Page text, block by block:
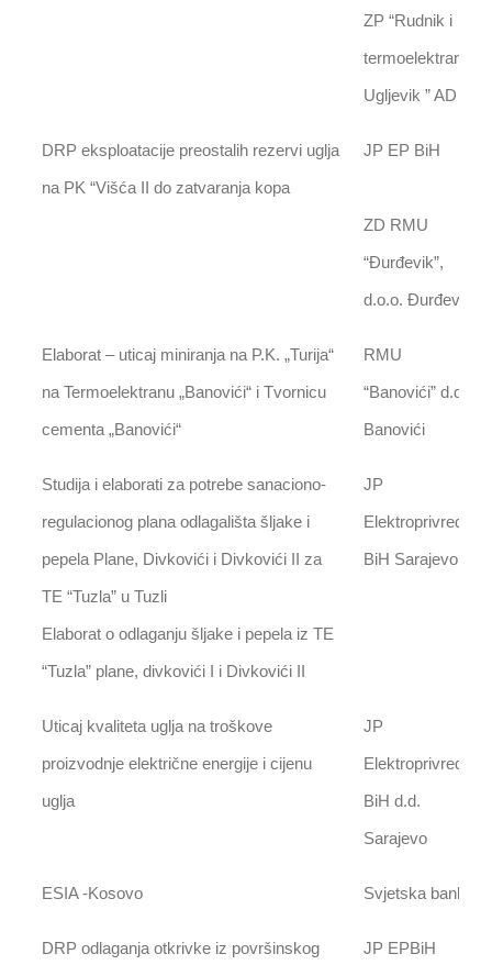
ZP “Rudnik i
termoelektrana
Ugljevik ” AD
DRP eksploatacije preostalih rezervi uglja
na PK “Višća II do zatvaranja kopa
JP EP BiH
ZD RMU
“Đurđevik”,
d.o.o. Đurđevik
Elaborat – uticaj miniranja na P.K. „Turija“
na Termoelektranu „Banovići“ i Tvornicu
cementa „Banovići“
RMU
“Banovići” d.d.
Banovići
Studija i elaborati za potrebe sanaciono-
regulacionog plana odlagališta šljake i
pepela Plane, Divkovići i Divkovići II za
TE “Tuzla” u Tuzli
Elaborat o odlaganju šljake i pepela iz TE
“Tuzla” plane, divkovići I i Divkovići II
JP
Elektroprivreda
BiH Sarajevo
Uticaj kvaliteta uglja na troškove
proizvodnje električne energije i cijenu
uglja
JP
Elektroprivreda
BiH d.d.
Sarajevo
ESIA -Kosovo Svjetska banka
DRP odlaganja otkrivke iz površinskog
JP EPBiH